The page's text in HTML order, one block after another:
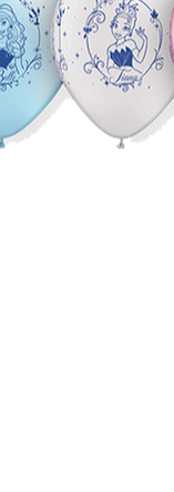
Hit enter to search